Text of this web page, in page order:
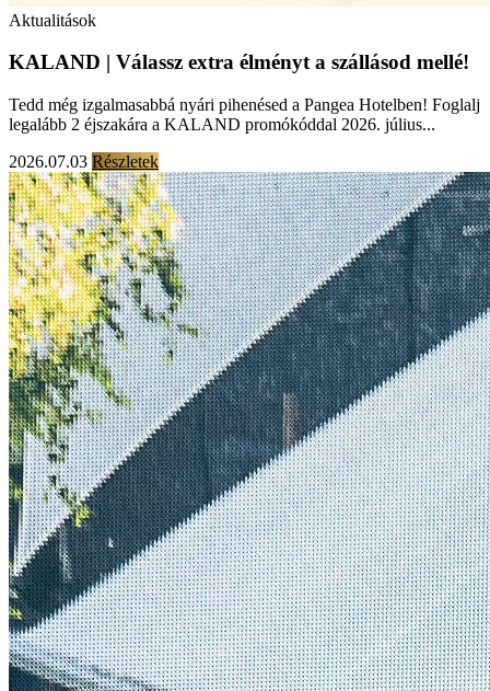
Aktualitások
KALAND | Válassz extra élményt a szállásod mellé!
Tedd még izgalmasabbá nyári pihenésed a Pangea Hotelben! Foglalj
legalább 2 éjszakára a KALAND promókóddal 2026. július...
2026.07.03 Részletek